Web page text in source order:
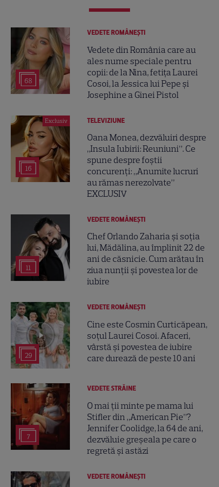
68
VEDETE ROMÂNEŞTI
Vedete din România care au
ales nume speciale pentru
copii: de la Nina, fetița Laurei
Cosoi, la Jessica lui Pepe și
Josephine a Ginei Pistol
Exclusiv
16
TELEVIZIUNE
Oana Monea, dezvăluiri despre
„Insula Iubirii: Reuniuni”. Ce
spune despre foștii
concurenți: „Anumite lucruri
au rămas nerezolvate”
EXCLUSIV
11
VEDETE ROMÂNEŞTI
Chef Orlando Zaharia și soția
lui, Mădălina, au împlinit 22 de
ani de căsnicie. Cum arătau în
ziua nunții și povestea lor de
iubire
29
VEDETE ROMÂNEŞTI
Cine este Cosmin Curticăpean,
soțul Laurei Cosoi. Afaceri,
vârstă și povestea de iubire
care durează de peste 10 ani
7
VEDETE STRĂINE
O mai ții minte pe mama lui
Stifler din „American Pie”?
Jennifer Coolidge, la 64 de ani,
dezvăluie greșeala pe care o
regretă și astăzi
VEDETE ROMÂNEŞTI